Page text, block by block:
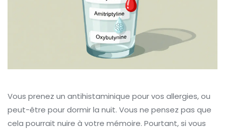
Vous prenez un antihistaminique pour vos allergies, ou
peut-être pour dormir la nuit. Vous ne pensez pas que
cela pourrait nuire à votre mémoire. Pourtant, si vous